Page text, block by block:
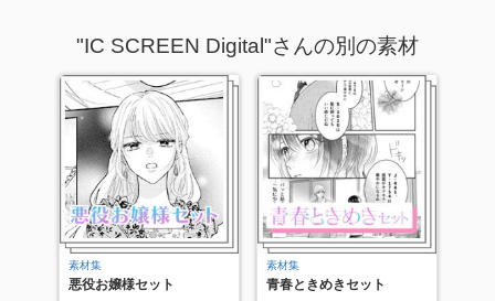
"IC SCREEN Digital"さんの別の素材
素材集
悪役お嬢様セット
素材集
青春ときめきセット